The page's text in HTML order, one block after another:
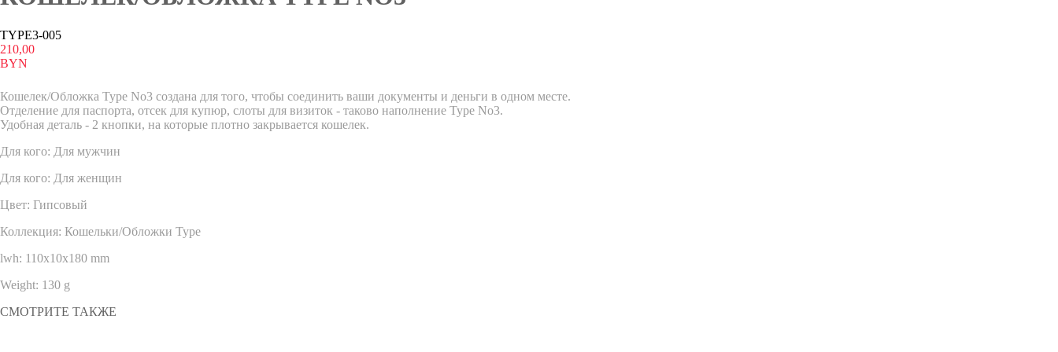
TYPE3-005
210,00
BYN
Кошелек/Обложка Type No3 создана для того, чтобы соединить ваши документы и деньги в одном месте.
Отделение для паспорта, отсек для купюр, слоты для визиток - таково наполнение Type No3.
Удобная деталь - 2 кнопки, на которые плотно закрывается кошелек.
Для кого: Для мужчин
Для кого: Для женщин
Цвет: Гипсовый
Коллекция: Кошельки/Обложки Type
lwh: 110x10x180 mm
Weight: 130 g
СМОТРИТЕ ТАКЖЕ